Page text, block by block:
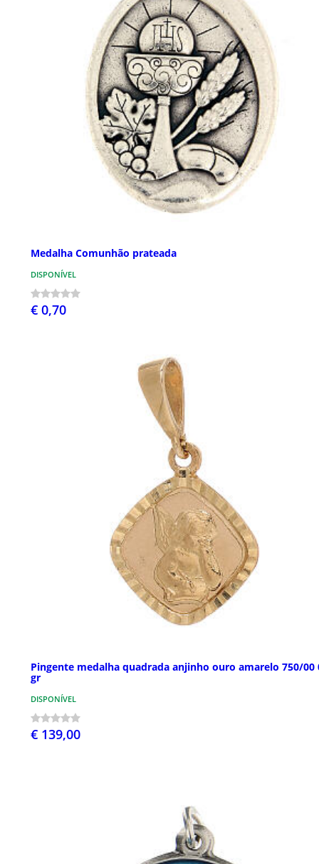
Medalha Comunhão prateada
DISPONÍVEL
€ 0,70
Pingente medalha quadrada anjinho ouro amarelo 750/00
gr
DISPONÍVEL
€ 139,00